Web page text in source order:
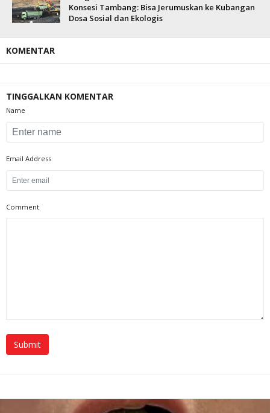
Konsesi Tambang: Bisa Jerumuskan ke Kubangan
Dosa Sosial dan Ekologis
KOMENTAR
TINGGALKAN KOMENTAR
Name
Email Address
Comment